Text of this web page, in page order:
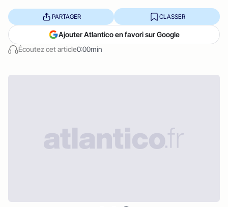
Écoutez cet article0:00min
PARTAGER CLASSER
Ajouter Atlantico en favori sur Google